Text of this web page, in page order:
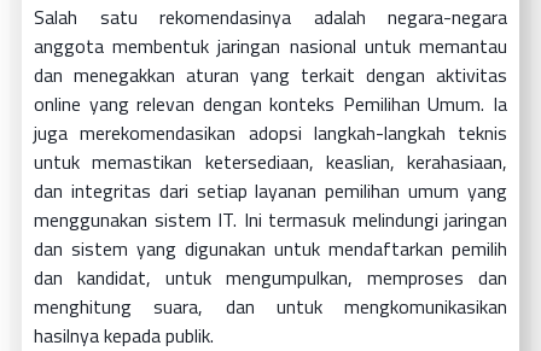
Salah satu rekomendasinya adalah negara-negara
anggota membentuk jaringan nasional untuk memantau
dan menegakkan aturan yang terkait dengan aktivitas
online yang relevan dengan konteks Pemilihan Umum. Ia
juga merekomendasikan adopsi langkah-langkah teknis
untuk memastikan ketersediaan, keaslian, kerahasiaan,
dan integritas dari setiap layanan pemilihan umum yang
menggunakan sistem IT. Ini termasuk melindungi jaringan
dan sistem yang digunakan untuk mendaftarkan pemilih
dan kandidat, untuk mengumpulkan, memproses dan
menghitung suara, dan untuk mengkomunikasikan
hasilnya kepada publik.